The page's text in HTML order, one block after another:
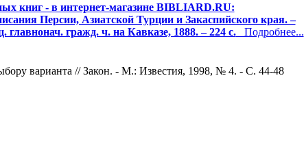
книг - в интернет-магазине BIBLIARD.RU:
Персии, Азиатской Турции и Закаспийского края. –
гражд. ч. на Кавказе, 1888. – 224 с.Подробнее...
варианта // Закон. - М.: Известия, 1998, № 4. - С. 44-48